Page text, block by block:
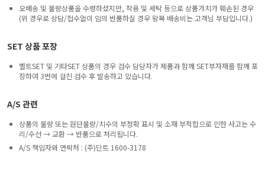
오배송 및 불량상품을 수령하셨지만, 착용 및 세탁 등으로 상품가치가 훼손된 경우
(위 경우로 상담/접수없이 임의 반품하실 경우 왕복 배송비는 고객님 부담입니다.)
SET 상품 포장
벨트SET 및 기타SET 상품의 경우 검수 담당자가 제품과 함께 SET부자재를 함께 포
장하여 3번에 걸친 검수 후 발송하고 있습니다.
A/S 관련
상품의 불량 또는 원단불량/치수의 부정확 표시 및 소재 부적합으로 인한 사고는 수
리/수선 → 교환 → 반품으로 처리됩니다.
A/S 책임자와 연락처 : (주)딘트 1600-3178